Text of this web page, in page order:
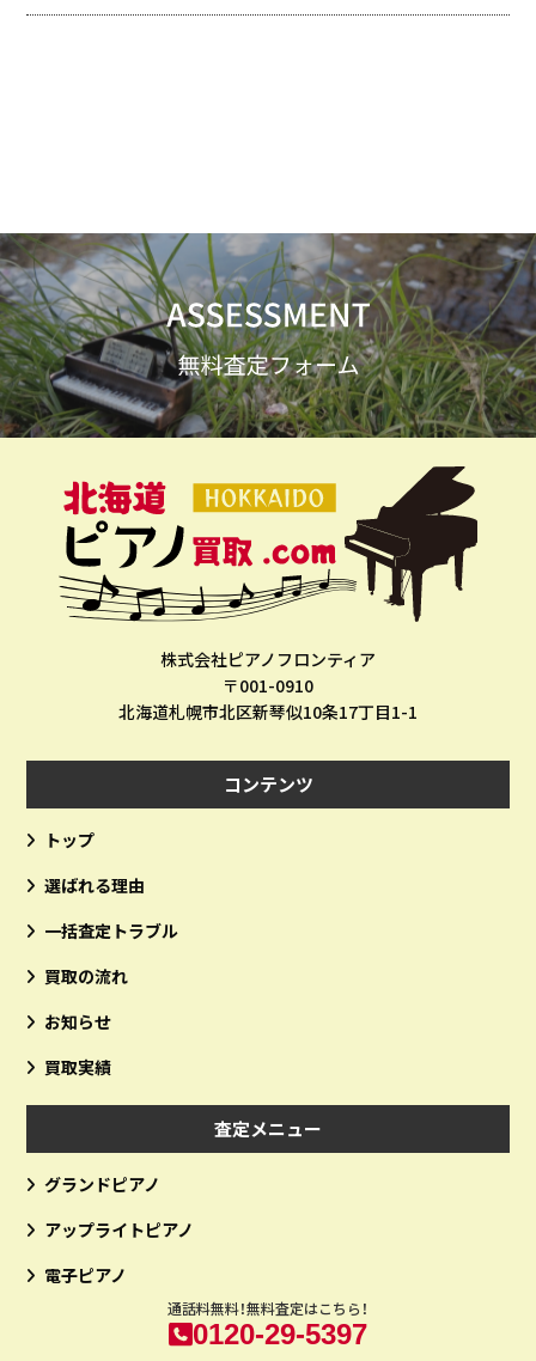
株式会社ピアノフロンティア
〒001-0910
北海道札幌市北区新琴似10条17丁目1-1
コンテンツ
トップ
選ばれる理由
一括査定トラブル
買取の流れ
お知らせ
買取実績
査定メニュー
グランドピアノ
アップライトピアノ
電子ピアノ
通話料無料！無料査定はこちら！
0120-29-5397